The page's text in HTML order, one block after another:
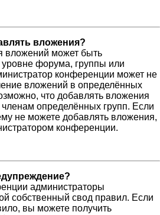
вложения?
вложений может быть
форума, группы или
конференции может не
вложений в определённых
что добавлять вложения
определённых групп. Если
не можете добавлять вложения,
конференции.
администраторы
собственный свод правил. Если
вы можете получить